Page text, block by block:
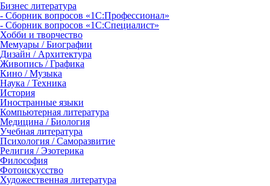
Бизнес литература
- Сборник вопросов «1С:Профессионал»
- Сборник вопросов «1С:Специалист»
Хобби и творчество
Мемуары / Биографии
Дизайн / Архитектура
Живопись / Графика
Кино / Музыка
Наука / Техника
История
Иностранные языки
Компьютерная литература
Медицина / Биология
Учебная литература
Психология / Саморазвитие
Религия / Эзотерика
Философия
Фотоискусство
Художественная литература